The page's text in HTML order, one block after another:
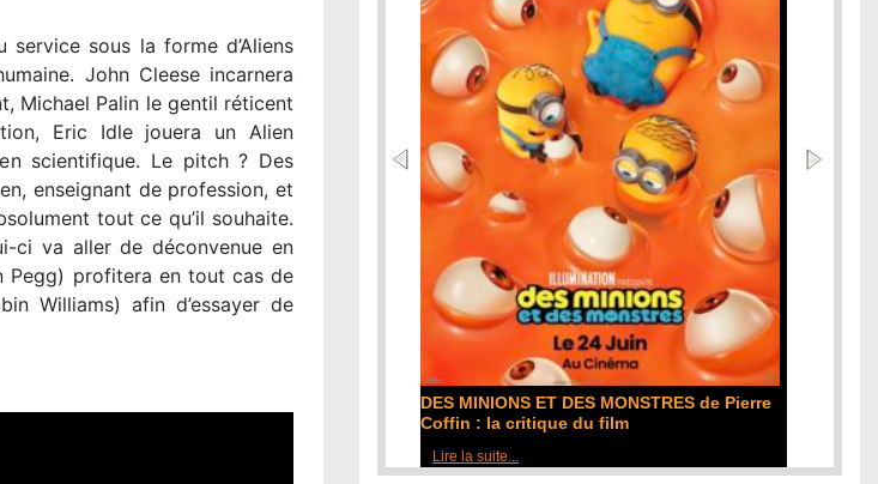
sous la forme d’Aliens
John Cleese incarnera
Michael Palin le gentil réticent
Eric Idle jouera un Alien
scientifique. Le pitch ? Des
enseignant de profession, et
tout ce qu’il souhaite.
ci va aller de déconvenue en
Pegg) profitera en tout cas de
Williams) afin d’essayer de
DES MINIONS ET DES MONSTRES de Pierre
Coffin : la critique du film
Lire la suite...